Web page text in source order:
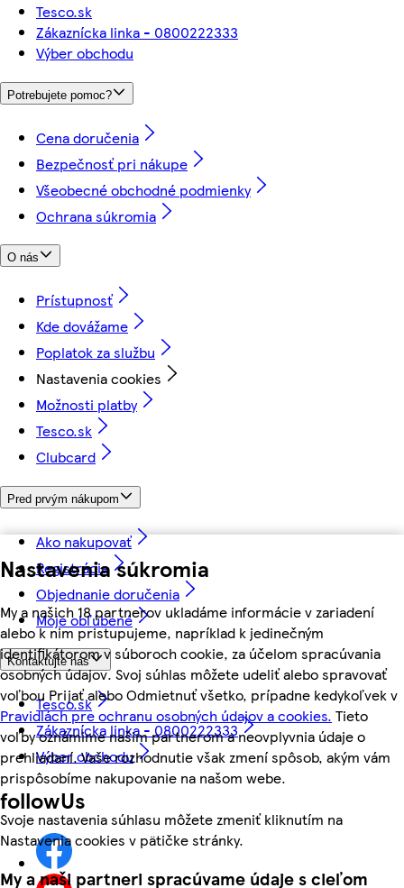
Nastavenia súkromia
My a našich 18 partnerov ukladáme informácie v zariadení
alebo k nim pristupujeme, napríklad k jedinečným
identifikátorom v súboroch cookie, za účelom spracúvania
osobných údajov. Svoj súhlas môžete udeliť alebo spravovať
voľbou Prijať alebo Odmietnuť všetko, prípadne kedykoľvek v
Pravidlách pre ochranu osobných údajov a cookies. Tieto
voľby oznámime našim partnerom a neovplyvnia údaje o
prehliadaní. Vaše rozhodnutie však zmení spôsob, akým vám
prispôsobíme nakupovanie na našom webe.
Svoje nastavenia súhlasu môžete zmeniť kliknutím na
Nastavenia cookies v pätičke stránky.
My a naši partneri spracúvame údaje s cieľom
Tesco.sk
Zákaznícka linka - 0800222333
Výber obchodu
Potrebujete pomoc?
Cena doručenia
Bezpečnosť pri nákupe
Všeobecné obchodné podmienky
Ochrana súkromia
O nás
Prístupnosť
Kde dovážame
Poplatok za službu
Nastavenia cookies
Možnosti platby
Tesco.sk
Clubcard
Pred prvým nákupom
Ako nakupovať
Registrácia
Objednanie doručenia
Moje obľúbené
Kontaktujte nás
Tesco.sk
Zákaznícka linka - 0800222333
Výber obchodu
followUs